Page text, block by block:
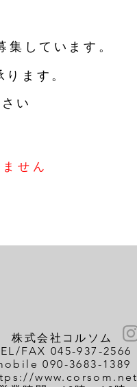
集しています。
ります。
い
せん
株式会社コルソム
FAX 045-937-2566​
090-3683-1389
www.corsom.net